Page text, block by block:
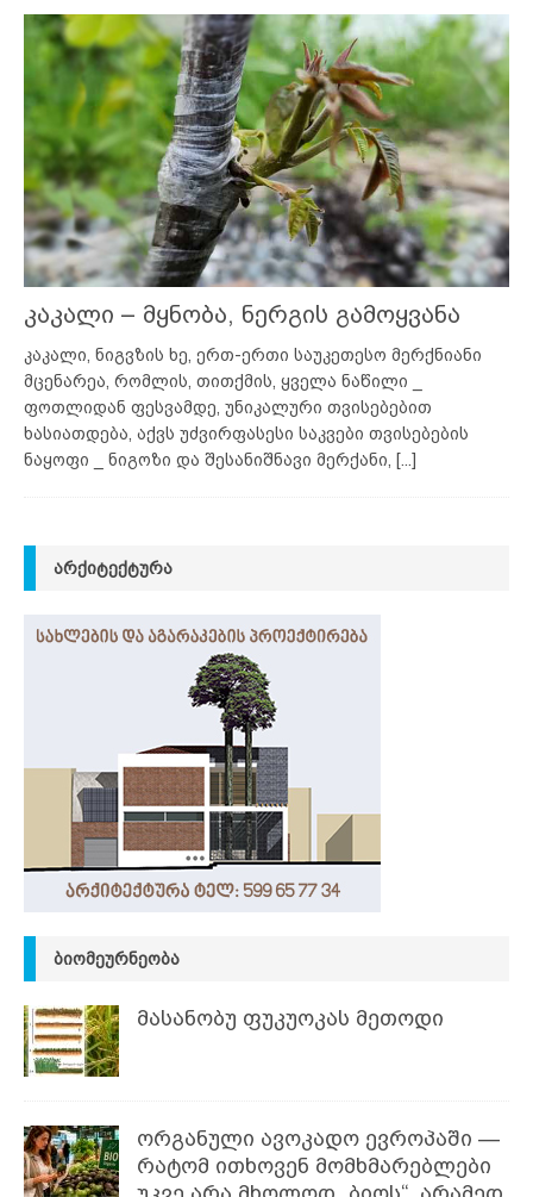
კაკალი – მყნობა, ნერგის გამოყვანა
კაკალი, ნიგვზის ხე, ერთ-ერთი საუკეთესო მერქნიანი
მცენარეა, რომლის, თითქმის, ყველა ნაწილი _
ფოთლიდან ფესვამდე, უნიკალური თვისებებით
ხასიათდება, აქვს უძვირფასესი საკვები თვისებების
ნაყოფი _ ნიგოზი და შესანიშნავი მერქანი, [...]
ᲐᲠᲥᲘᲢᲔᲥᲢᲣᲠᲐ
ᲑᲘᲝᲛᲔᲣᲠᲜᲔᲝᲑᲐ
მასანობუ ფუკუოკას მეთოდი
ორგანული ავოკადო ევროპაში —
რატომ ითხოვენ მომხმარებლები